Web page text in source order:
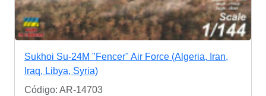
Sukhoi Su-24M "Fencer" Air Force (Algeria, Iran,
Iraq, Libya, Syria)
Código: AR-14703